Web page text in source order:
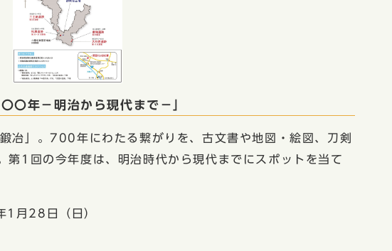
〇年−明治から現代まで−」
冶」。700年にわたる繋がりを、古文書や地図・絵図、刀剣
1回の今年度は、明治時代から現代までにスポットを当て
28日（日）